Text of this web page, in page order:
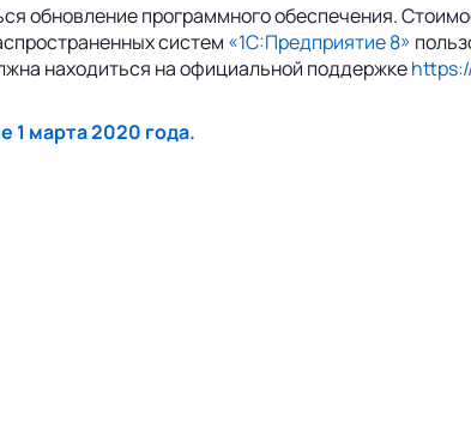
обновление программного обеспечения.
систем «1С:Предприятие 8»
находиться на официальной поддержке
1 марта 2020 года.